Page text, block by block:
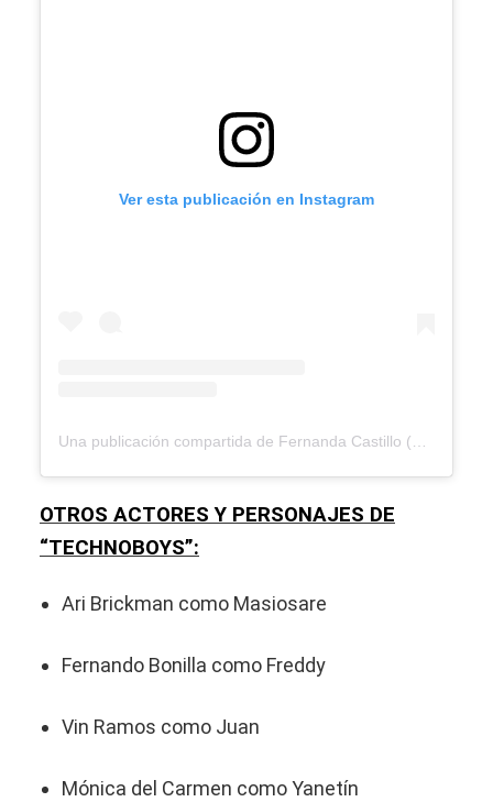
Ver esta publicación en Instagram
Una publicación compartida de Fernanda Castillo (@fernandacga)
OTROS ACTORES Y PERSONAJES DE
“TECHNOBOYS”:
Ari Brickman como Masiosare
Fernando Bonilla como Freddy
Vin Ramos como Juan
Mónica del Carmen como Yanetín